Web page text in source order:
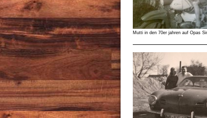
Mutti in den 70er jahren auf Opas